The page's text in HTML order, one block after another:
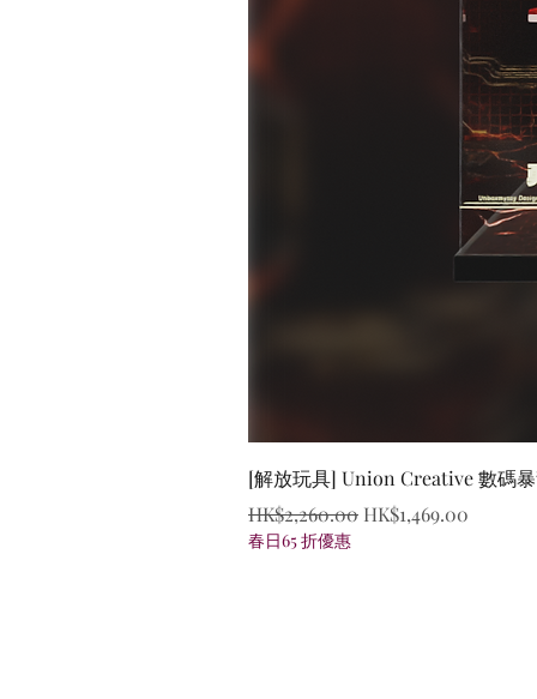
[解放玩具] Union Creative 數碼
一般價格
HK$2,260.00 促銷價格
HK$1,469.00
春日65 折優惠